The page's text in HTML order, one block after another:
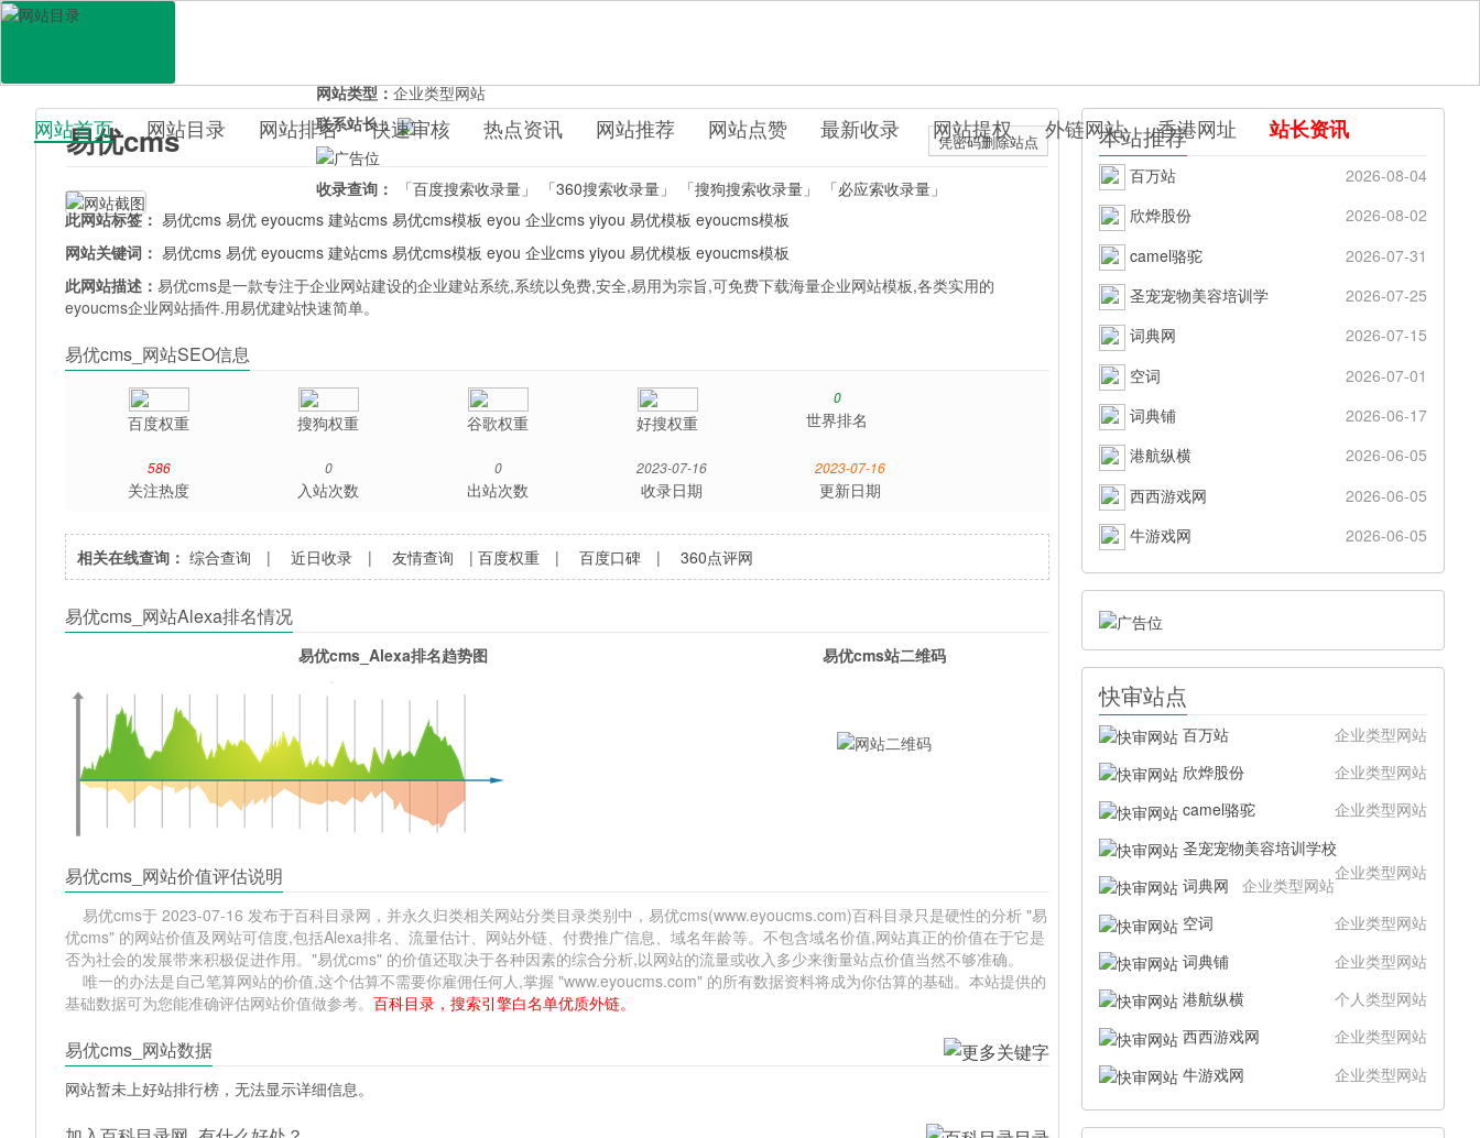
百科目录
网站首页 网站目录 网站排名 快速审核 热点资讯 网站推荐 网站点赞 最新收录 网站提权 外链网站 香港网址 站长资讯
易优cms 凭密码删除站点
网站类型：企业类型网站
联系站长：
收录查询： 「百度搜索收录量」 「360搜索收录量」 「搜狗搜索收录量」
「必应索收录量」
此网站标签： 易优cms 易优 eyoucms 建站cms 易优cms模板 eyou 企业cms yiyou 易优模板 eyoucms模板
网站关键词： 易优cms 易优 eyoucms 建站cms 易优cms模板 eyou 企业cms yiyou 易优模板 eyoucms模板
此网站描述：易优cms是一款专注于企业网站建设的企业建站系统,系统以免费,安全,易用为宗旨,可免费下载海量企业网站模板,各类实用的
eyoucms企业网站插件.用易优建站快速简单。
易优cms_网站SEO信息
百度权重 搜狗权重 谷歌权重 好搜权重
0
世界排名
586
关注热度
0
入站次数
0
出站次数
2023-07-16
收录日期
2023-07-16
更新日期
相关在线查询： 综合查询 |近日收录 |友情查询 |百度权重 |百度口碑 |360点评网
易优cms_网站Alexa排名情况
易优cms_Alexa排名趋势图 易优cms站二维码
易优cms_网站价值评估说明
易优cms于 2023-07-16 发布于百科目录网，并永久归类相关网站分类目录类别中，易优cms(www.eyoucms.com)百科目录只是硬性的分析 "易
优cms" 的网站价值及网站可信度,包括Alexa排名、流量估计、网站外链、付费推广信息、域名年龄等。不包含域名价值,网站真正的价值在于它是
否为社会的发展带来积极促进作用。"易优cms" 的价值还取决于各种因素的综合分析,以网站的流量或收入多少来衡量站点价值当然不够准确。
唯一的办法是自己笔算网站的价值,这个估算不需要你雇佣任何人,掌握 "www.eyoucms.com" 的所有数据资料将成为你估算的基础。本站提供的
基础数据可为您能准确评估网站价值做参考。百科目录，搜索引擎白名单优质外链。
易优cms_网站数据
网站暂未上好站排行榜，无法显示详细信息。
本站推荐
百万站
2026-08-04
欣烨股份
2026-08-02
camel骆驼
2026-07-31
圣宠宠物美容培训学
2026-07-25
词典网
2026-07-15
空词
2026-07-01
词典铺
2026-06-17
港航纵横
2026-06-05
西西游戏网
2026-06-05
牛游戏网
2026-06-05
快审站点
百万站
企业类型网站
欣烨股份
企业类型网站
camel骆驼
企业类型网站
圣宠宠物美容培训学校
企业类型网站
词典网
企业类型网站
空词
企业类型网站
词典铺
企业类型网站
港航纵横
个人类型网站
西西游戏网
企业类型网站
牛游戏网
企业类型网站